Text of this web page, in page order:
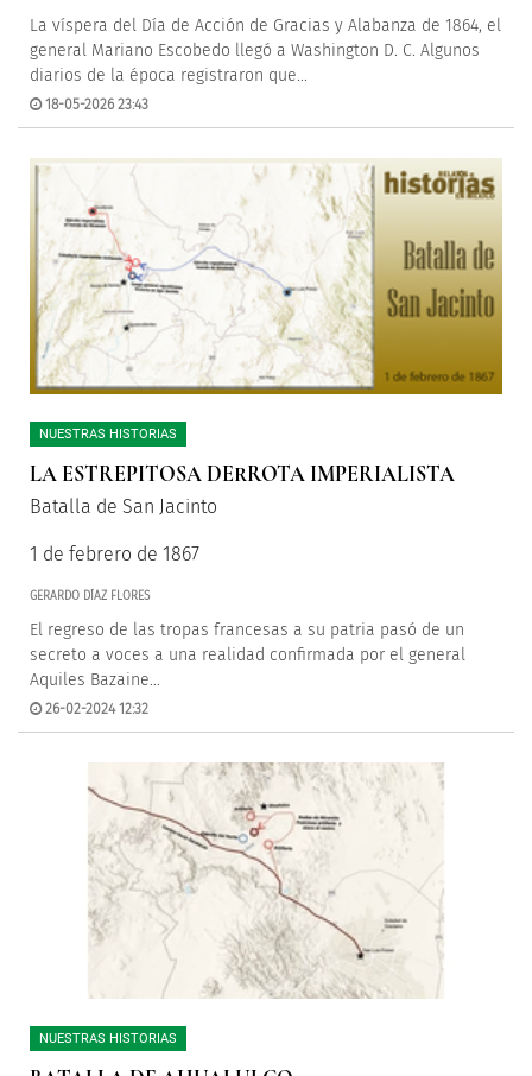
La víspera del Día de Acción de Gracias y Alabanza de 1864, el
general Mariano Escobedo llegó a Washington D. C. Algunos
diarios de la época registraron que...
18-05-2026 23:43
NUESTRAS HISTORIAS
LA ESTREPITOSA DERROTA IMPERIALISTA
Batalla de San Jacinto
1 de febrero de 1867
GERARDO DÍAZ FLORES
El regreso de las tropas francesas a su patria pasó de un
secreto a voces a una realidad confirmada por el general
Aquiles Bazaine...
26-02-2024 12:32
NUESTRAS HISTORIAS